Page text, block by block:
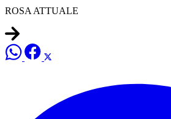
ROSA ATTUALE